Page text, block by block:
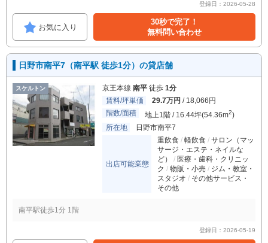
登録日：2026-05-28
お気に入り
30秒で完了！
無料問い合わせ
日野市南平7（南平駅 徒歩1分）の貸店舗
スケルトン 京王本線 南平 徒歩 1分
賃料/坪単価
29.7万円 / 18,066円
階数/面積
地上1階 / 16.44坪(54.36m2)
所在地
日野市南平7
出店可能業態
重飲食 軽飲食
サロン（マッ
サージ・エステ・ネイルな
ど）
医療・歯科・クリニッ
ク
物販・小売
ジム・教室・
スタジオ
その他サービス・
その他
南平駅徒歩1分 1階
登録日：2026-05-19